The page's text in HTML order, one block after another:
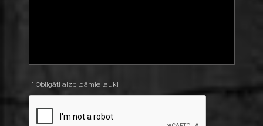
* Obligāti aizpildāmie lauki